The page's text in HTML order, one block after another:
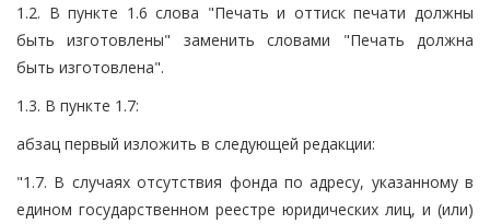
1.2. В пункте 1.6 слова "Печать и оттиск печати должны
быть изготовлены" заменить словами "Печать должна
быть изготовлена".
1.3. В пункте 1.7:
абзац первый изложить в следующей редакции:
"1.7. В случаях отсутствия фонда по адресу, указанному в
едином государственном реестре юридических лиц, и (или)